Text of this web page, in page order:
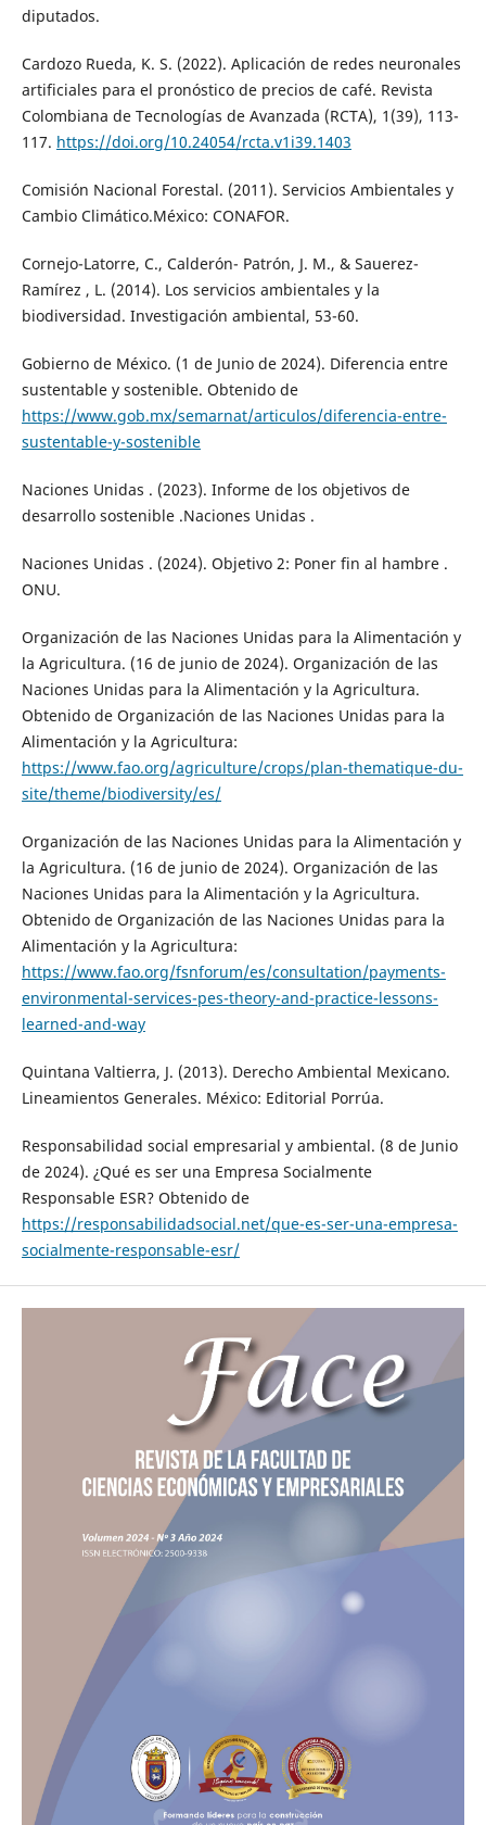
diputados.
Cardozo Rueda, K. S. (2022). Aplicación de redes neuronales
artificiales para el pronóstico de precios de café. Revista
Colombiana de Tecnologías de Avanzada (RCTA), 1(39), 113-
117. https://doi.org/10.24054/rcta.v1i39.1403
Comisión Nacional Forestal. (2011). Servicios Ambientales y
Cambio Climático.México: CONAFOR.
Cornejo-Latorre, C., Calderón- Patrón, J. M., & Sauerez-
Ramírez , L. (2014). Los servicios ambientales y la
biodiversidad. Investigación ambiental, 53-60.
Gobierno de México. (1 de Junio de 2024). Diferencia entre
sustentable y sostenible. Obtenido de
https://www.gob.mx/semarnat/articulos/diferencia-entre-
sustentable-y-sostenible
Naciones Unidas . (2023). Informe de los objetivos de
desarrollo sostenible .Naciones Unidas .
Naciones Unidas . (2024). Objetivo 2: Poner fin al hambre .
ONU.
Organización de las Naciones Unidas para la Alimentación y
la Agricultura. (16 de junio de 2024). Organización de las
Naciones Unidas para la Alimentación y la Agricultura.
Obtenido de Organización de las Naciones Unidas para la
Alimentación y la Agricultura:
https://www.fao.org/agriculture/crops/plan-thematique-du-
site/theme/biodiversity/es/
Organización de las Naciones Unidas para la Alimentación y
la Agricultura. (16 de junio de 2024). Organización de las
Naciones Unidas para la Alimentación y la Agricultura.
Obtenido de Organización de las Naciones Unidas para la
Alimentación y la Agricultura:
https://www.fao.org/fsnforum/es/consultation/payments-
environmental-services-pes-theory-and-practice-lessons-
learned-and-way
Quintana Valtierra, J. (2013). Derecho Ambiental Mexicano.
Lineamientos Generales. México: Editorial Porrúa.
Responsabilidad social empresarial y ambiental. (8 de Junio
de 2024). ¿Qué es ser una Empresa Socialmente
Responsable ESR? Obtenido de
https://responsabilidadsocial.net/que-es-ser-una-empresa-
socialmente-responsable-esr/